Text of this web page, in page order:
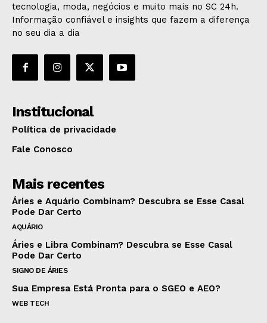
tecnologia, moda, negócios e muito mais no SC 24h.
Informação confiável e insights que fazem a diferença
no seu dia a dia
Institucional
Política de privacidade
Fale Conosco
Mais recentes
Áries e Aquário Combinam? Descubra se Esse Casal
Pode Dar Certo
AQUÁRIO
Áries e Libra Combinam? Descubra se Esse Casal
Pode Dar Certo
SIGNO DE ÁRIES
Sua Empresa Está Pronta para o SGEO e AEO?
WEB TECH